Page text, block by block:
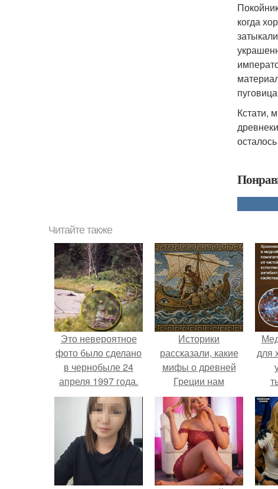
когда
Кстати,
Читайте также
Это невероятное
фото было сделано
в чернобыле 24
апреля 1997 года.
Историки
рассказали, какие
мифы о древней
Греции нам
навязало кино.
для